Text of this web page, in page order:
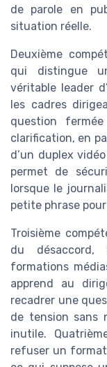
de parole en
situation réelle.
Deuxième
qui distingue
véritable leader
les cadres
question
clarification, en
d’un duplex
permet de
lorsque le
petite phrase
Troisième
du désaccord,
formations
apprend au
recadrer une
de tension sans
inutile.
refuser un